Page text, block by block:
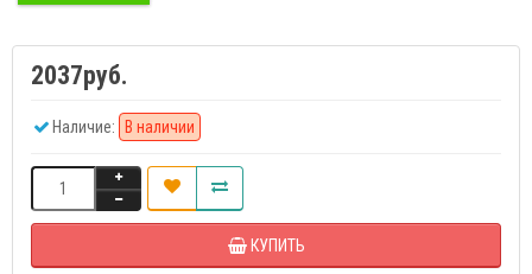
2037руб.
Наличие: В наличии
КУПИТЬ